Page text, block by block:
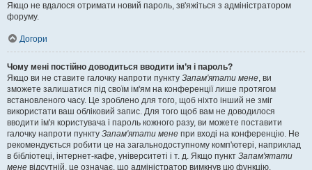
Якщо не вдалося отримати новий пароль, зв'яжіться з адміністратором
форуму.
Догори
Чому мені постійно доводиться вводити ім’я і пароль?
Якщо ви не ставите галочку напроти пункту Запам'ятати мене, ви
зможете залишатися під своїм ім'ям на конференції лише протягом
встановленого часу. Це зроблено для того, щоб ніхто інший не зміг
використати ваш обліковий запис. Для того щоб вам не доводилося
вводити ім'я користувача і пароль кожного разу, ви можете поставити
галочку напроти пункту Запам'ятати мене при вході на конференцію. Не
рекомендується робити це на загальнодоступному комп'ютері, наприклад
в бібліотеці, інтернет-кафе, університеті і т. д. Якщо пункт Запам'ятати
мене відсутній, це означає, що адміністратор вимкнув цю функцію.